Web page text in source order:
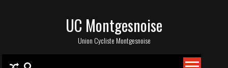
UC Montgesnoise
Union Cycliste Montgesnoise